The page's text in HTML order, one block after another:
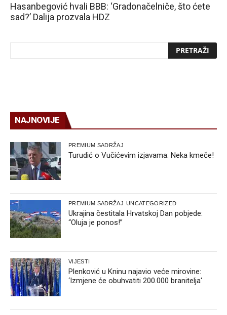
Hasanbegović hvali BBB: ‘Gradonačelniče, što ćete
sad?’ Dalija prozvala HDZ
NAJNOVIJE
PREMIUM SADRŽAJ
Turudić o Vučićevim izjavama: Neka kmeče!
PREMIUM SADRŽAJ UNCATEGORIZED
Ukrajina čestitala Hrvatskoj Dan pobjede:
“Oluja je ponos!”
VIJESTI
Plenković u Kninu najavio veće mirovine:
‘Izmjene će obuhvatiti 200.000 branitelja‘